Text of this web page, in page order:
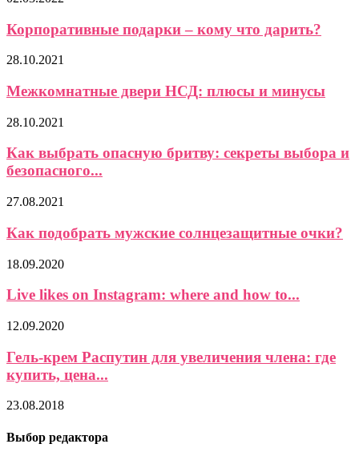
Корпоративные подарки – кому что дарить?
28.10.2021
Межкомнатные двери НСД: плюсы и минусы
28.10.2021
Как выбрать опасную бритву: секреты выбора и
безопасного...
27.08.2021
Как подобрать мужские солнцезащитные очки?
18.09.2020
Live likes on Instagram: where and how to...
12.09.2020
Гель-крем Распутин для увеличения члена: где
купить, цена...
23.08.2018
Выбор редактора